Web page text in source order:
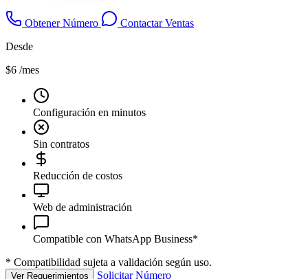
Obtener Número
Contactar Ventas
Desde
$6 /mes
Configuración en minutos
Sin contratos
Reducción de costos
Web de administración
Compatible con WhatsApp Business*
* Compatibilidad sujeta a validación según uso.
Ver Requerimientos Solicitar Número